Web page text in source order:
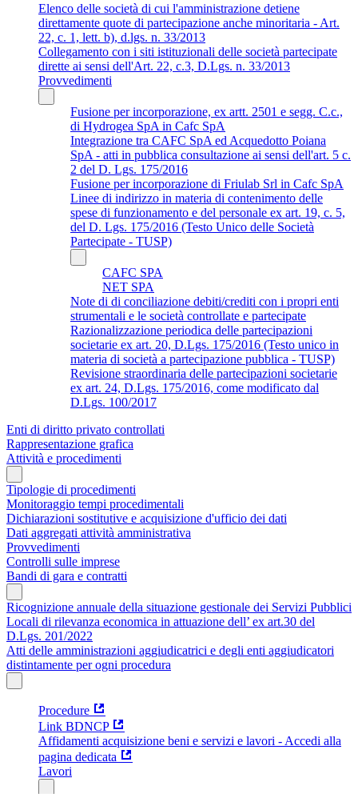
Elenco delle società di cui l'amministrazione detiene
direttamente quote di partecipazione anche minoritaria - Art.
22, c. 1, lett. b), d.lgs. n. 33/2013
Collegamento con i siti istituzionali delle società partecipate
dirette ai sensi dell'Art. 22, c.3, D.Lgs. n. 33/2013
Provvedimenti
Fusione per incorporazione, ex artt. 2501 e segg. C.c.,
di Hydrogea SpA in Cafc SpA
Integrazione tra CAFC SpA ed Acquedotto Poiana
SpA - atti in pubblica consultazione ai sensi dell'art. 5 c.
2 del D. Lgs. 175/2016
Fusione per incorporazione di Friulab Srl in Cafc SpA
Linee di indirizzo in materia di contenimento delle
spese di funzionamento e del personale ex art. 19, c. 5,
del D. Lgs. 175/2016 (Testo Unico delle Società
Partecipate - TUSP)
CAFC SPA
NET SPA
Note di di conciliazione debiti/crediti con i propri enti
strumentali e le società controllate e partecipate
Razionalizzazione periodica delle partecipazioni
societarie ex art. 20, D.Lgs. 175/2016 (Testo unico in
materia di società a partecipazione pubblica - TUSP)
Revisione straordinaria delle partecipazioni societarie
ex art. 24, D.Lgs. 175/2016, come modificato dal
D.Lgs. 100/2017
Enti di diritto privato controllati
Rappresentazione grafica
Attività e procedimenti
Tipologie di procedimenti
Monitoraggio tempi procedimentali
Dichiarazioni sostitutive e acquisizione d'ufficio dei dati
Dati aggregati attività amministrativa
Provvedimenti
Controlli sulle imprese
Bandi di gara e contratti
Ricognizione annuale della situazione gestionale dei Servizi Pubblici
Locali di rilevanza economica in attuazione dell’ ex art.30 del
D.Lgs. 201/2022
Atti delle amministrazioni aggiudicatrici e degli enti aggiudicatori
distintamente per ogni procedura
Procedure
Link BDNCP
Affidamenti acquisizione beni e servizi e lavori - Accedi alla
pagina dedicata
Lavori